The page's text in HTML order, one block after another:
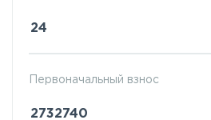
Первоначальный взнос